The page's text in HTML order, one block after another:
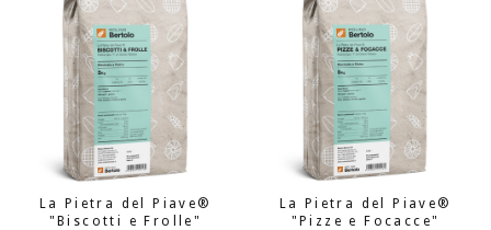
La Pietra del Piave®
"Biscotti e Frolle"
La Pietra del Piave®
"Pizze e Focacce"